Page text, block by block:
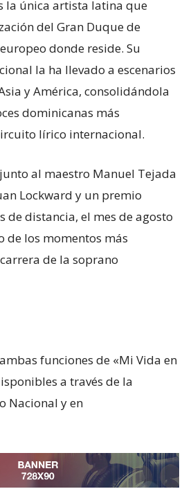
la única artista latina que
del Gran Duque de
donde reside. Su
la ha llevado a escenarios
y América, consolidándola
dominicanas más
lírico internacional.
al maestro Manuel Tejada
Lockward y un premio
de distancia, el mes de agosto
de los momentos más
de la soprano
funciones de «Mi Vida en
a través de la
Nacional y en